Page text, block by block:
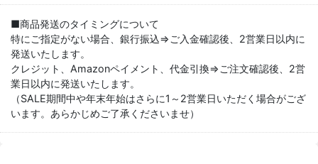
■商品発送のタイミングについて
特にご指定がない場合、銀行振込⇒ご入金確認後、2営業日以内に
発送いたします。
クレジット、Amazonペイメント、代金引換⇒ご注文確認後、2営
業日以内に発送いたします。
（SALE期間中や年末年始はさらに1～2営業日いただく場合がござ
います。あらかじめご了承くださいませ）